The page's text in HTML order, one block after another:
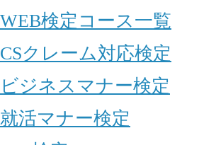
WEB検定コース一覧
CSクレーム対応検定
ビジネスマナー検定
就活マナー検定